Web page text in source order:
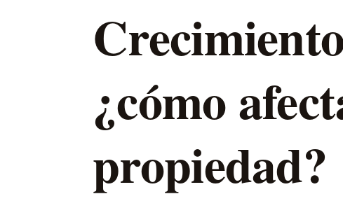
¿cómo
propiedad?